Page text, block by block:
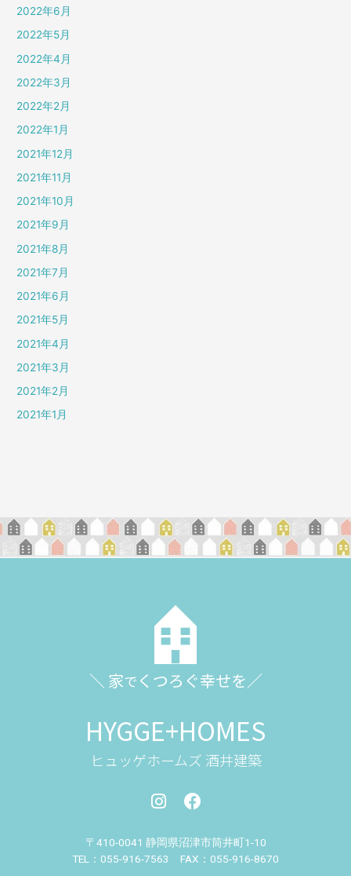
2022年6月
2022年5月
2022年4月
2022年3月
2022年2月
2022年1月
2021年12月
2021年11月
2021年10月
2021年9月
2021年8月
2021年7月
2021年6月
2021年5月
2021年4月
2021年3月
2021年2月
2021年1月
＼ 家で くつろぐ幸せを／
HYGGE+HOMES
ヒュッゲホームズ 酒井建築
〒410-0041 静岡県沼津市筒井町1-10
TEL：055-916-7563 FAX：055-916-8670